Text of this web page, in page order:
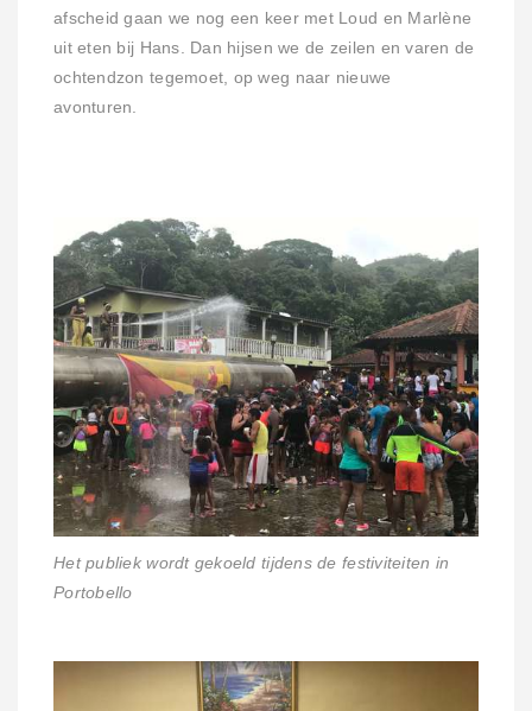
afscheid gaan we nog een keer met Loud en Marlène
uit eten bij Hans. Dan hijsen we de zeilen en varen de
ochtendzon tegemoet, op weg naar nieuwe
avonturen.
Het publiek wordt gekoeld tijdens de festiviteiten in
Portobello